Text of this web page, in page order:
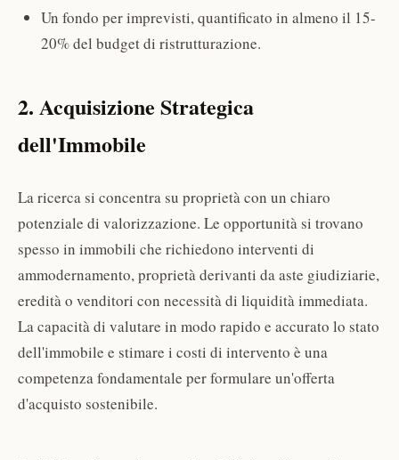
Un fondo per imprevisti, quantificato in almeno il 15-
20% del budget di ristrutturazione.
2. Acquisizione Strategica
dell'Immobile
La ricerca si concentra su proprietà con un chiaro
potenziale di valorizzazione. Le opportunità si trovano
spesso in immobili che richiedono interventi di
ammodernamento, proprietà derivanti da aste giudiziarie,
eredità o venditori con necessità di liquidità immediata.
La capacità di valutare in modo rapido e accurato lo stato
dell'immobile e stimare i costi di intervento è una
competenza fondamentale per formulare un'offerta
d'acquisto sostenibile.